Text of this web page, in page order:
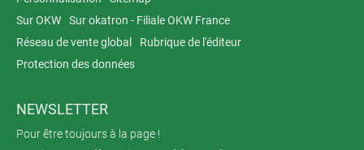
Sur OKW
Sur okatron - Filiale OKW France
Réseau de vente global
Rubrique de l'éditeur
Protection des données
NEWSLETTER
Pour être toujours à la page !